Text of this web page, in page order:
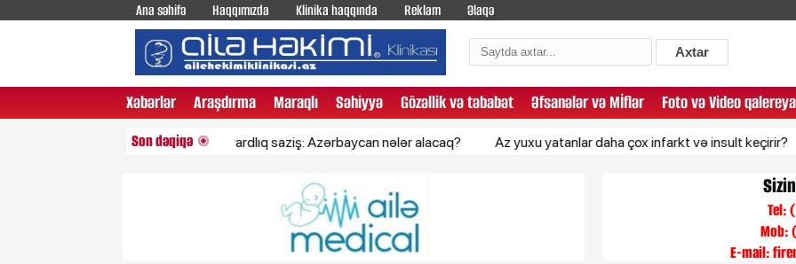
Ana səhifə Haqqımızda Klinika haqqında Reklam Əlaqə
Axtar
Xəbərlər Araşdırma Maraqlı Səhiyyə Gözəllik və təbabət Əfsanələr və Mİflər Foto və Video qalereya
Son dəqiqə
ABŞ-la 7,5 milyardlıq saziş: Azərbaycan nələr alacaq? Az yuxu yatanlar daha çox infarkt və insult keçirir?
Tel:
Mob:
E-mail: